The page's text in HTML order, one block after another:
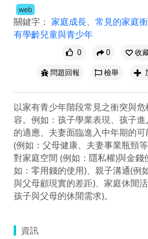
web
關鍵字： 家庭成長、 常見的家庭
有學齡兒童與青少年
0 0
收
問題回報
檢舉
以家有青少年階段常見之衝突與
容。例如：孩子學業表現、孩子
的適應、夫妻面臨進入中年期的
(例如：父母健康、夫妻事業瓶頸
對家庭空間 (例如：隱私權)與金錢
如：零用錢的使用)、親子溝通(例
與父母顧現實的差距)、家庭休閒
孩子與父母的休閒需求)。
資訊